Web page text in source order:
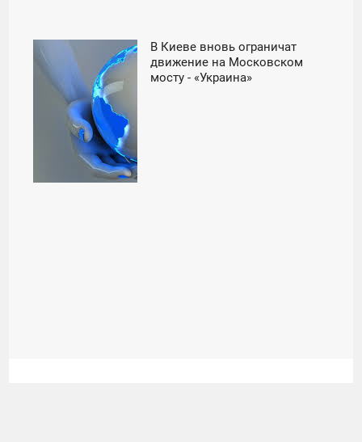
В Киеве вновь ограничат
движение на Московском
мосту - «Украина»